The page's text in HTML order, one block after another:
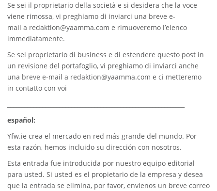
Se sei il proprietario della società e si desidera che la voce
viene rimossa, vi preghiamo di inviarci una breve e-
mail a redaktion@yaamma.com e rimuoveremo l’elenco
immediatamente.
Se sei proprietario di business e di estendere questo post in
un revisione del portafoglio, vi preghiamo di inviarci anche
una breve e-mail a redaktion@yaamma.com e ci metteremo
in contatto con voi
español:
Yfw.ie crea el mercado en red más grande del mundo. Por
esta razón, hemos incluido su dirección con nosotros.
Esta entrada fue introducida por nuestro equipo editorial
para usted. Si usted es el propietario de la empresa y desea
que la entrada se elimina, por favor, envíenos un breve correo